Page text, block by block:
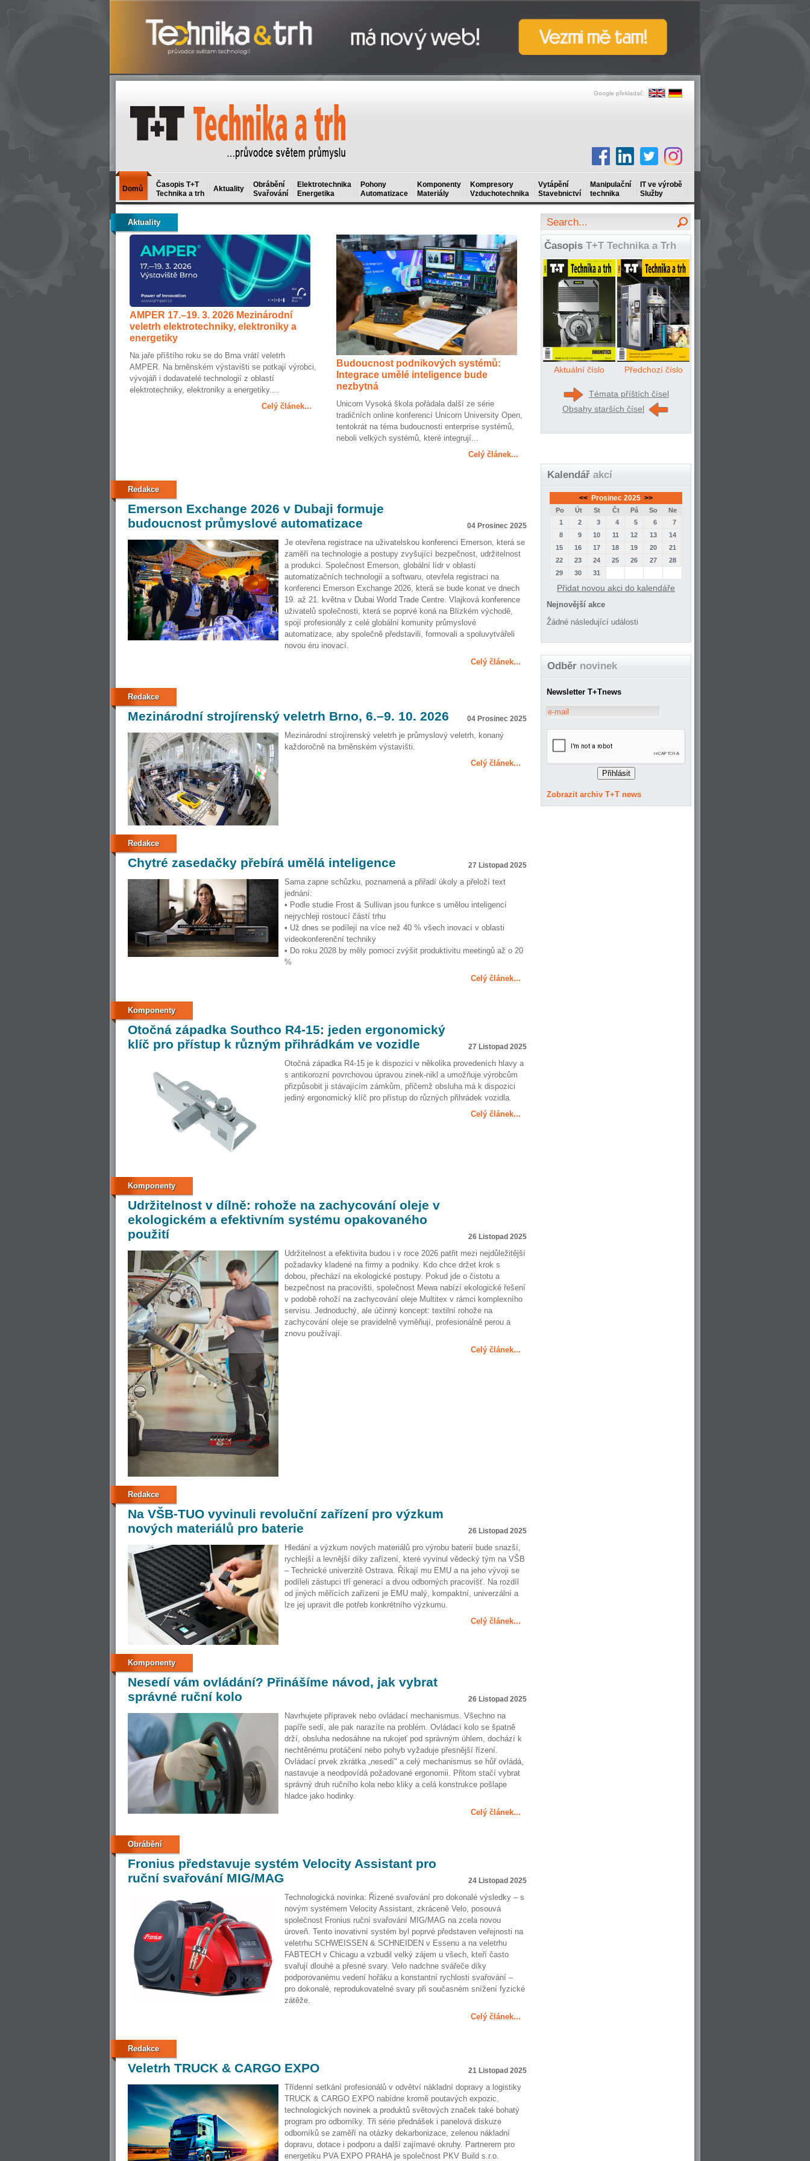
Google překladač:
Domů
Časopis T+T
Technika a trh
Aktuality
Obrábění
Svařování
Elektrotechnika
Energetika
Pohony
Automatizace
Komponenty
Materiály
Kompresory
Vzduchotechnika
Vytápění
Stavebnictví
Manipulační
technika
IT ve výrobě
Služby
Aktuality
AMPER 17.–19. 3. 2026 Mezinárodní
veletrh elektrotechniky, elektroniky a
energetiky
Na jaře příštího roku se do Brna vrátí veletrh
AMPER. Na brněnském výstavišti se potkají výrobci,
vývojáři i dodavatelé technologií z oblastí
elektrotechniky, elektroniky a energetiky....
Celý článek...
Budoucnost podnikových systémů:
Integrace umělé inteligence bude
nezbytná
Unicorn Vysoká škola pořádala další ze série
tradičních online konferencí Unicorn University Open,
tentokrát na téma budoucnosti enterprise systémů,
neboli velkých systémů, které integrují...
Celý článek...
Redakce
Emerson Exchange 2026 v Dubaji formuje
budoucnost průmyslové automatizace
04 Prosinec 2025
Je otevřena registrace na uživatelskou konferenci Emerson, která se
zaměří na technologie a postupy zvyšující bezpečnost, udržitelnost
a produkci. Společnost Emerson, globální lídr v oblasti
automatizačních technologií a softwaru, otevřela registraci na
konferenci Emerson Exchange 2026, která se bude konat ve dnech
19. až 21. května v Dubai World Trade Centre. Vlajková konference
uživatelů společnosti, která se poprvé koná na Blízkém východě,
spojí profesionály z celé globální komunity průmyslové
automatizace, aby společně představili, formovali a spoluvytvářeli
novou éru inovací.
Celý článek...
Redakce
Mezinárodnístrojírenský veletrh Brno, 6.–9. 10. 2026 04 Prosinec 2025
Mezinárodní strojírenský veletrh je průmyslový veletrh, konaný
každoročně na brněnském výstavišti.
Celý článek...
Redakce
Chytré zasedačky přebírá umělá inteligence 27 Listopad 2025
Sama zapne schůzku, poznamená a přiřadí úkoly a přeloží text
jednání:
• Podle studie Frost & Sullivan jsou funkce s umělou inteligencí
nejrychleji rostoucí částí trhu
• Už dnes se podílejí na více než 40 % všech inovací v oblasti
videokonferenční techniky
• Do roku 2028 by měly pomoci zvýšit produktivitu meetingů až o 20
%
Celý článek...
Komponenty
Otočná západka Southco R4-15: jeden ergonomický
klíč pro přístup k různým přihrádkám ve vozidle
27 Listopad 2025
Otočná západka R4-15 je k dispozici v několika provedeních hlavy a
s antikorozní povrchovou úpravou zinek-nikl a umožňuje výrobcům
přizpůsobit ji stávajícím zámkům, přičemž obsluha má k dispozici
jediný ergonomický klíč pro přístup do různých přihrádek vozidla.
Celý článek...
Komponenty
Udržitelnost v dílně: rohože na zachycování oleje v
ekologickém a efektivním systému opakovaného
použití
26 Listopad 2025
Udržitelnost a efektivita budou i v roce 2026 patřit mezi nejdůležitější
požadavky kladené na firmy a podniky. Kdo chce držet krok s
dobou, přechází na ekologické postupy. Pokud jde o čistotu a
bezpečnost na pracovišti, společnost Mewa nabízí ekologické řešení
v podobě rohoží na zachycování oleje Multitex v rámci komplexního
servisu. Jednoduchý, ale účinný koncept: textilní rohože na
zachycování oleje se pravidelně vyměňují, profesionálně perou a
znovu používají.
Celý článek...
Redakce
Na VŠB-TUO vyvinuli revoluční zařízení pro výzkum
nových materiálů pro baterie
26 Listopad 2025
Hledání a výzkum nových materiálů pro výrobu baterií bude snazší,
rychlejší a levnější díky zařízení, které vyvinul vědecký tým na VŠB
– Technické univerzitě Ostrava. Říkají mu EMU a na jeho vývoji se
podíleli zástupci tří generací a dvou odborných pracovišť. Na rozdíl
od jiných měřících zařízení je EMU malý, kompaktní, univerzální a
lze jej upravit dle potřeb konkrétního výzkumu.
Celý článek...
Komponenty
Nesedívám ovládání? Přinášíme návod, jak vybrat
správné ruční kolo
26 Listopad 2025
Navrhujete přípravek nebo ovládací mechanismus. Všechno na
papíře sedí, ale pak narazíte na problém. Ovládací kolo se špatně
drží, obsluha nedosáhne na rukojeť pod správným úhlem, dochází k
nechtěnému protáčení nebo pohyb vyžaduje přesnější řízení.
Ovládací prvek zkrátka „nesedí" a celý mechanismus se hůř ovládá,
nastavuje a neodpovídá požadované ergonomii. Přitom stačí vybrat
správný druh ručního kola nebo kliky a celá konstrukce pošlape
hladce jako hodinky.
Celý článek...
Obrábění
Fronius představuje systém Velocity Assistant pro
ruční svařování MIG/MAG
24 Listopad 2025
Technologická novinka: Řízené svařování pro dokonalé výsledky – s
novým systémem Velocity Assistant, zkráceně Velo, posouvá
společnost Fronius ruční svařování MIG/MAG na zcela novou
úroveň. Tento inovativní systém byl poprvé představen veřejnosti na
veletrhu SCHWEISSEN & SCHNEIDEN v Essenu a na veletrhu
FABTECH v Chicagu a vzbudil velký zájem u všech, kteří často
svařují dlouhé a přesné svary. Velo nadchne svářeče díky
podporovanému vedení hořáku a konstantní rychlosti svařování –
pro dokonalé, reprodukovatelné svary při současném snížení fyzické
zátěže.
Celý článek...
Redakce
Veletrh TRUCK & CARGO EXPO 21 Listopad 2025
Třídenní setkání profesionálů v odvětví nákladní dopravy a logistiky
TRUCK & CARGO EXPO nabídne kromě poutavých expozic,
technologických novinek a produktů světových značek také bohatý
program pro odborníky. Tři série přednášek i panelová diskuze
odborníků se zaměří na otázky dekarbonizace, zelenou nákladní
dopravu, dotace i podporu a další zajímavé okruhy. Partnerem pro
energetiku PVA EXPO PRAHA je společnost PKV Build s.r.o.
Časopis T+T Technika a Trh
Aktuální číslo Předchozí číslo
Témata příštích čísel
Obsahy starších čísel
Kalendář akcí
<< Prosinec 2025 >>
Po Út St Čt Pá So
Ne
1
2 3 4 5 6
7
8
9 10 11 12 13
14
15
16 17 18 19 20
21
22
23 24 25 26 27
28
29
30 31
Přidat novou akci do kalendáře
Nejnovější akce
Žádné následující události
Odběr novinek
Newsletter T+Tnews
Zobrazit archiv T+T news